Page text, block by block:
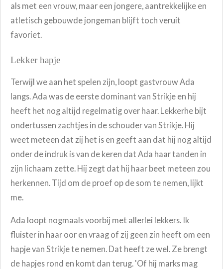
als met een vrouw, maar een jongere, aantrekkelijke en
atletisch gebouwde jongeman blijft toch veruit
favoriet.
Lekker hapje
Terwijl we aan het spelen zijn, loopt gastvrouw Ada
langs. Ada was de eerste dominant van Strikje en hij
heeft het nog altijd regelmatig over haar. Lekkerhe bijt
ondertussen zachtjes in de schouder van Strikje. Hij
weet meteen dat zij het is en geeft aan dat hij nog altijd
onder de indruk is van de keren dat Ada haar tanden in
zijn lichaam zette. Hij zegt dat hij haar beet meteen zou
herkennen. Tijd om de proef op de som te nemen, lijkt
me.
Ada loopt nogmaals voorbij met allerlei lekkers. Ik
fluister in haar oor en vraag of zij geen zin heeft om een
hapje van Strikje te nemen. Dat heeft ze wel. Ze brengt
de hapjes rond en komt dan terug. 'Of hij marks mag